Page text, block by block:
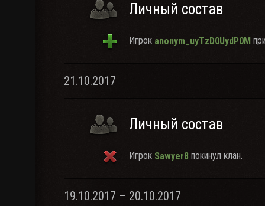
Личный состав
Игрок anonym_uyTzD0UydP0M
21.10.2017
Личный состав
Игрок Sawyer8 покинул клан.
19.10.2017 – 20.10.2017